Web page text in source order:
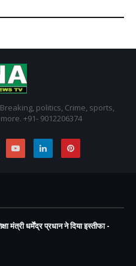
politics, Crime, sports,
+91- 9012206374
मंत्री धर्मेंद्र प्रधान ने दिया इस्तीफा -